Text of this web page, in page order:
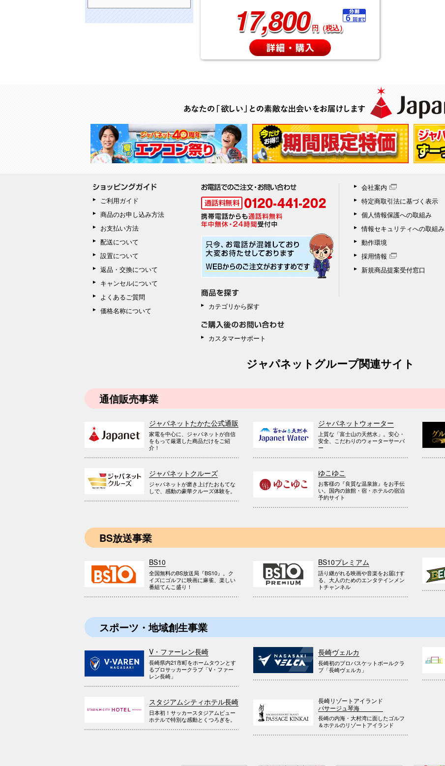
17,800 円（税込）
ご利用ガイド
商品のお申し込み方法
お支払い方法
配送について
設置について
返品・交換について
キャンセルについて
よくあるご質問
価格名称について
カテゴリから探す
カスタマーサポート
会社案内
特定商取引法に基づく表示
個人情報保護への取組み
情報セキュリティへの取組み
動作環境
採用情報
新規商品提案受付窓口
ジャパネットグループ関連サイト
通信販売事業
ジャパネットたかた公式通販
家電を中心に、ジャパネットが自信
をもって厳選した商品だけをご紹
介！
ジャパネットウォーター
上質な「富士山の天然水」。安心・
安全、こだわりのウォーターサーバ
ー
ジャパネットクルーズ
ジャパネットが磨き上げたおもてな
しで、感動の豪華クルーズ体験を。
ゆこゆこ
お客様の『良質な温泉旅』をお手伝
い。国内の旅館・宿・ホテルの宿泊
予約サイト
BS放送事業
BS10
全国無料のBS放送局『BS10』。ク
イズにゴルフに映画に麻雀、楽しい
番組てんこ盛り！
BS10プレミアム
語り継がれる映画や音楽をお届けす
る、大人のためのエンタテインメン
トチャンネル
スポーツ・地域創生事業
V・ファーレン長崎
長崎県内21市町をホームタウンとす
るプロサッカークラブ「V・ファー
レン長崎」
長崎ヴェルカ
長崎初のプロバスケットボールクラ
ブ「長崎ヴェルカ」
スタジアムシティホテル長崎
日本初！サッカースタジアムビュー
ホテルで特別な感動とくつろぎを。
長崎リゾートアイランド
パサージュ琴海
長崎の内海・大村湾に面したゴルフ
＆ホテルのリゾートアイランド